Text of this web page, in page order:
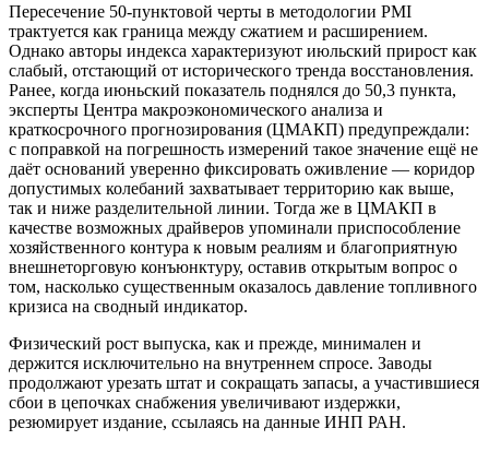
Пересечение 50-пунктовой черты в методологии PMI
трактуется как граница между сжатием и расширением.
Однако авторы индекса характеризуют июльский прирост как
слабый, отстающий от исторического тренда восстановления.
Ранее, когда июньский показатель поднялся до 50,3 пункта,
эксперты Центра макроэкономического анализа и
краткосрочного прогнозирования (ЦМАКП) предупреждали:
с поправкой на погрешность измерений такое значение ещё не
даёт оснований уверенно фиксировать оживление — коридор
допустимых колебаний захватывает территорию как выше,
так и ниже разделительной линии. Тогда же в ЦМАКП в
качестве возможных драйверов упоминали приспособление
хозяйственного контура к новым реалиям и благоприятную
внешнеторговую конъюнктуру, оставив открытым вопрос о
том, насколько существенным оказалось давление топливного
кризиса на сводный индикатор.
Физический рост выпуска, как и прежде, минимален и
держится исключительно на внутреннем спросе. Заводы
продолжают урезать штат и сокращать запасы, а участившиеся
сбои в цепочках снабжения увеличивают издержки,
резюмирует издание, ссылаясь на данные ИНП РАН.